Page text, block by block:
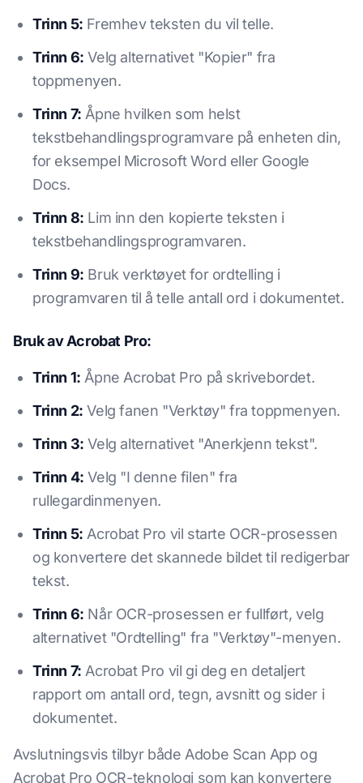
Trinn 5: Fremhev teksten du vil telle.
Trinn 6: Velg alternativet "Kopier" fra
toppmenyen.
Trinn 7: Åpne hvilken som helst
tekstbehandlingsprogramvare på enheten din,
for eksempel Microsoft Word eller Google
Docs.
Trinn 8: Lim inn den kopierte teksten i
tekstbehandlingsprogramvaren.
Trinn 9: Bruk verktøyet for ordtelling i
programvaren til å telle antall ord i dokumentet.
Bruk av Acrobat Pro:
Trinn 1: Åpne Acrobat Pro på skrivebordet.
Trinn 2: Velg fanen "Verktøy" fra toppmenyen.
Trinn 3: Velg alternativet "Anerkjenn tekst".
Trinn 4: Velg "I denne filen" fra
rullegardinmenyen.
Trinn 5: Acrobat Pro vil starte OCR-prosessen
og konvertere det skannede bildet til redigerbar
tekst.
Trinn 6: Når OCR-prosessen er fullført, velg
alternativet "Ordtelling" fra "Verktøy"-menyen.
Trinn 7: Acrobat Pro vil gi deg en detaljert
rapport om antall ord, tegn, avsnitt og sider i
dokumentet.
Avslutningsvis tilbyr både Adobe Scan App og
Acrobat Pro OCR-teknologi som kan konvertere